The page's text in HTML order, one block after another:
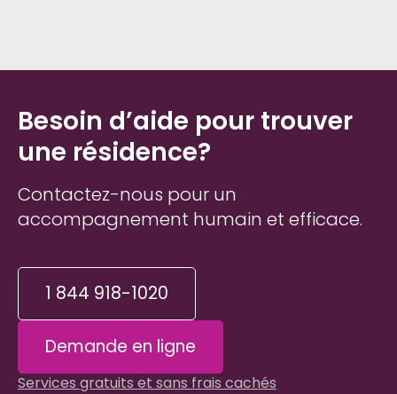
Besoin d’aide pour trouver
une résidence?
Contactez-nous pour un
accompagnement humain et efficace.
1 844 918-1020
Demande en ligne
Services gratuits et sans frais cachés